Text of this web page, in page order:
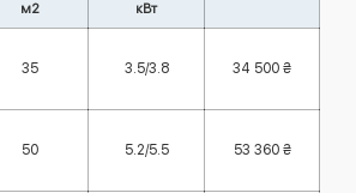
м2
кВт
35 3.5/3.8 34 500 ₴
50 5.2/5.5 53 360 ₴